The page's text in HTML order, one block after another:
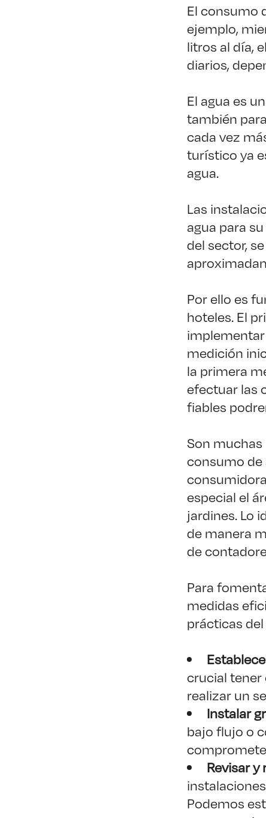
El consumo
ejemplo,
litros al día,
diarios,
El agua es
también
cada vez
turístico ya
agua.
Las
agua para
del sector,
Por ello es
hoteles. El
medición
la primera
efectuar las
fiables
Son muchas
consumo de
especial el
jardines. Lo
de manera
de
Para
medidas
prácticas
crucial tener
realizar un
Instalar
bajo flujo o
Revisar y
Podemos